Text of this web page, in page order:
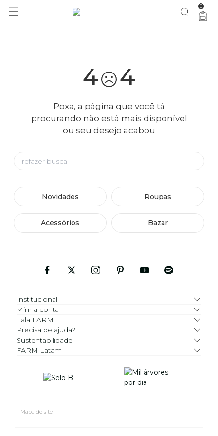
você merece 30% OFF pra comemorar com a gente aproveita! 0
4 4
Poxa, a página que você tá
procurando não está mais disponível
ou seu desejo acabou
Novidades Roupas
Acessórios Bazar
Institucional
Minha conta
Fala FARM
Precisa de ajuda?
Sustentabilidade
FARM Latam
Mapa do site